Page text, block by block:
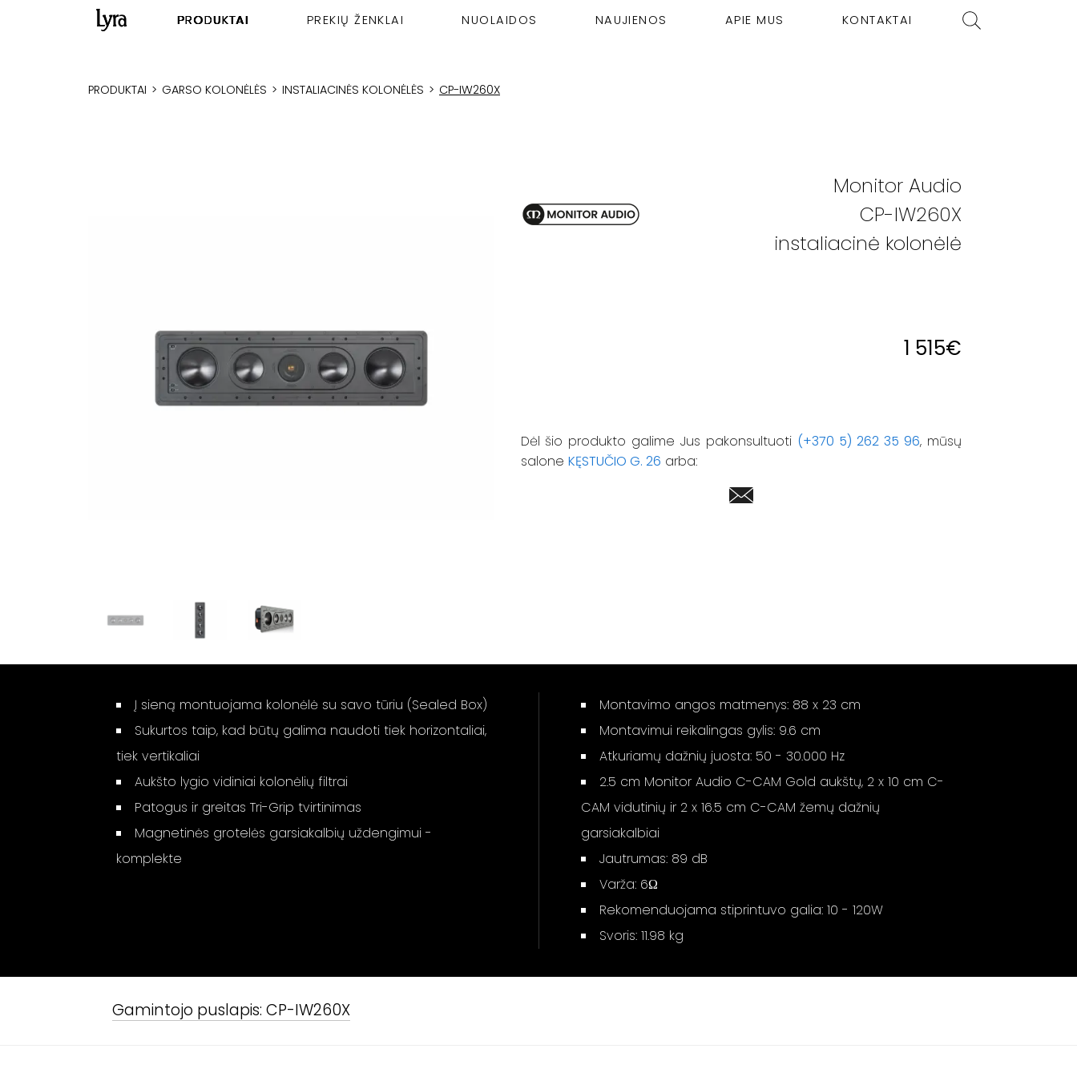
PRODUKTAI PREKIŲ ŽENKLAI NUOLAIDOS NAUJIENOS APIE MUS KONTAKTAI
PRODUKTAI > GARSO KOLONĖLĖS > INSTALIACINĖS KOLONĖLĖS > CP-IW260X
Monitor Audio
CP-IW260X
instaliacinė kolonėlė
1 515€
Dėl šio produkto galime Jus pakonsultuoti (+370 5) 262 35 96, mūsų
salone KĘSTUČIO G. 26 arba:
Į sieną montuojama kolonėlė su savo tūriu (Sealed Box)
Sukurtos taip, kad būtų galima naudoti tiek horizontaliai,
tiek vertikaliai
Aukšto lygio vidiniai kolonėlių filtrai
Patogus ir greitas Tri-Grip tvirtinimas
Magnetinės grotelės garsiakalbių uždengimui -
komplekte
Montavimo angos matmenys: 88 x 23 cm
Montavimui reikalingas gylis: 9.6 cm
Atkuriamų dažnių juosta: 50 - 30.000 Hz
2.5 cm Monitor Audio C-CAM Gold aukštų, 2 x 10 cm C-
CAM vidutinių ir 2 x 16.5 cm C-CAM žemų dažnių
garsiakalbiai
Jautrumas: 89 dB
Varža: 6Ω
Rekomenduojama stiprintuvo galia: 10 - 120W
Svoris: 11.98 kg
Gamintojo puslapis: CP-IW260X